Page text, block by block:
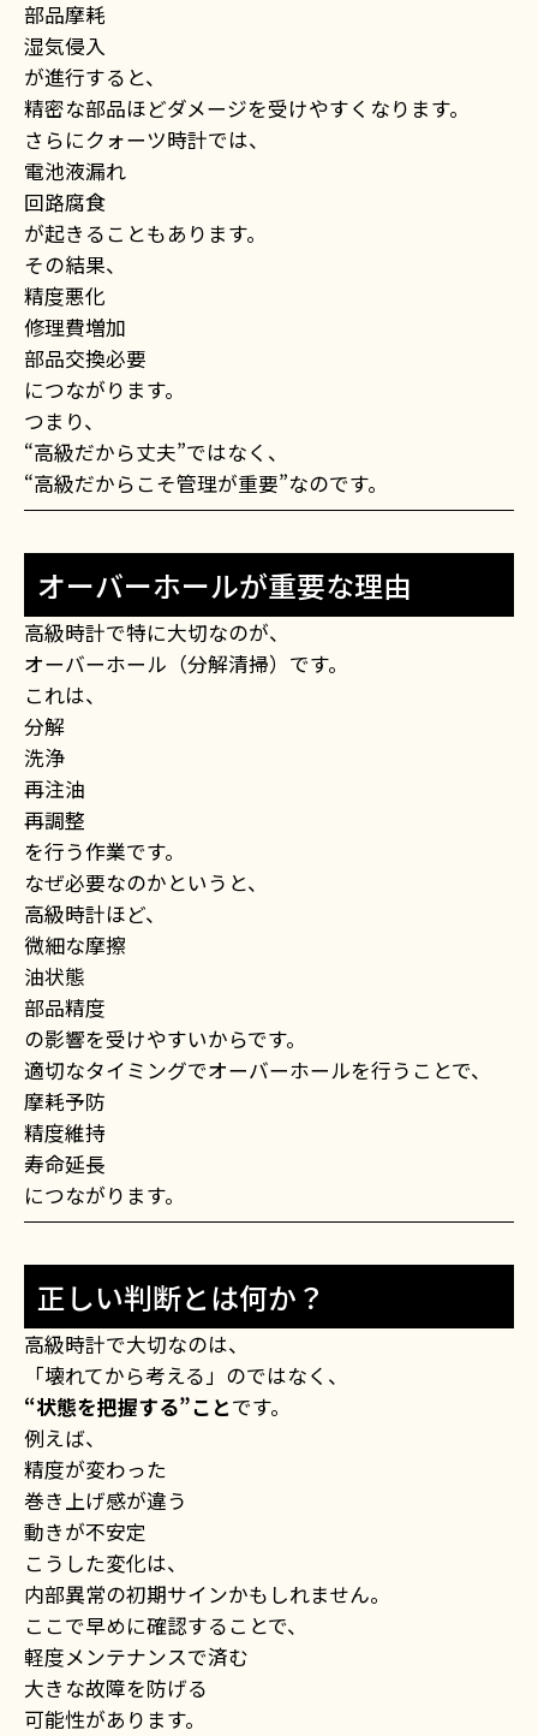
部品摩耗
湿気侵入
が進行すると、
精密な部品ほどダメージを受けやすくなります。
さらにクォーツ時計では、
電池液漏れ
回路腐食
が起きることもあります。
その結果、
精度悪化
修理費増加
部品交換必要
につながります。
つまり、
“高級だから丈夫”ではなく、
“高級だからこそ管理が重要”なのです。
オーバーホールが重要な理由
高級時計で特に大切なのが、
オーバーホール（分解清掃）です。
これは、
分解
洗浄
再注油
再調整
を行う作業です。
なぜ必要なのかというと、
高級時計ほど、
微細な摩擦
油状態
部品精度
の影響を受けやすいからです。
適切なタイミングでオーバーホールを行うことで、
摩耗予防
精度維持
寿命延長
につながります。
正しい判断とは何か？
高級時計で大切なのは、
「壊れてから考える」のではなく、
“状態を把握する”ことです。
例えば、
精度が変わった
巻き上げ感が違う
動きが不安定
こうした変化は、
内部異常の初期サインかもしれません。
ここで早めに確認することで、
軽度メンテナンスで済む
大きな故障を防げる
可能性があります。